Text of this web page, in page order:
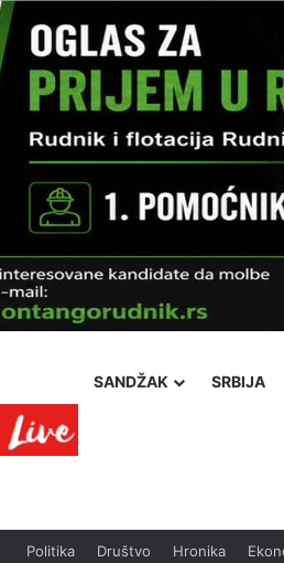
SANDŽAK SRBIJA
Politika Društvo Hronika